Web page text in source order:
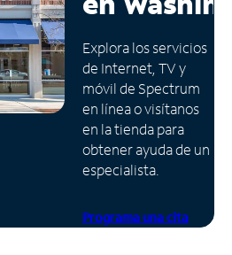
Explora los servicios
de Internet, TV y
móvil de Spectrum
en línea o visítanos
en la tienda para
obtener ayuda de un
especialista.
Programa una cita